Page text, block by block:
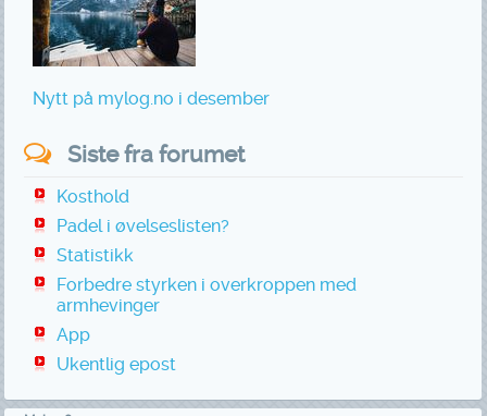
Nytt på mylog.no i desember
Siste fra forumet
Kosthold
Padel i øvelseslisten?
Statistikk
Forbedre styrken i overkroppen med
armhevinger
App
Ukentlig epost